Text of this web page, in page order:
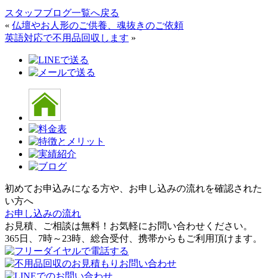
スタッフブログ一覧へ戻る
« 仏壇やお人形のご供養、魂抜きのご依頼
英語対応で不用品回収します »
初めてお申込みになる方や、お申し込みの流れを確認された
い方へ
お申し込みの流れ
お見積、ご相談は無料！お気軽にお問い合わせください。
365日、7時～23時、総合受付、携帯からもご利用頂けます。